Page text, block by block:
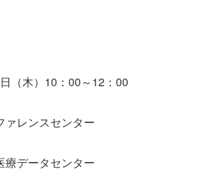
（木）10：00～12：00
ァレンスセンター
療データセンター